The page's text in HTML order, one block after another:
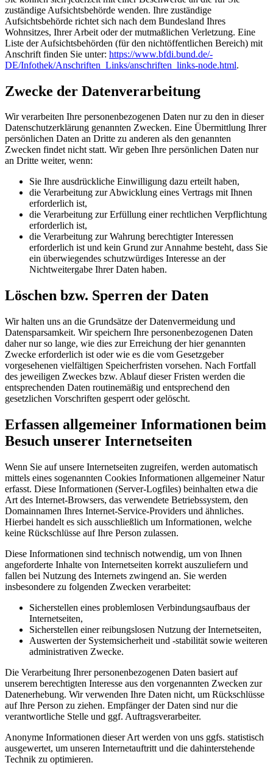
zuständige Aufsichtsbehörde wenden. Ihre zuständige
Aufsichtsbehörde richtet sich nach dem Bundesland Ihres
Wohnsitzes, Ihrer Arbeit oder der mutmaßlichen Verletzung. Eine
Liste der Aufsichtsbehörden (für den nichtöffentlichen Bereich) mit
Anschrift finden Sie unter: https://www.bfdi.bund.de/­
DE/Infothek/Anschriften_Links/­anschriften_links-node.html.
Zwecke der Datenverarbeitung
Wir verarbeiten Ihre personenbezogenen Daten nur zu den in dieser
Datenschutzerklärung genannten Zwecken. Eine Übermittlung Ihrer
persönlichen Daten an Dritte zu anderen als den genannten
Zwecken findet nicht statt. Wir geben Ihre persönlichen Daten nur
an Dritte weiter, wenn:
Sie Ihre ausdrückliche Einwilligung dazu erteilt haben,
die Verarbeitung zur Abwicklung eines Vertrags mit Ihnen
erforderlich ist,
die Verarbeitung zur Erfüllung einer rechtlichen Verpflichtung
erforderlich ist,
die Verarbeitung zur Wahrung berechtigter Interessen
erforderlich ist und kein Grund zur Annahme besteht, dass Sie
ein überwiegendes schutzwürdiges Interesse an der
Nichtweitergabe Ihrer Daten haben.
Löschen bzw. Sperren der Daten
Wir halten uns an die Grundsätze der Datenvermeidung und
Datensparsamkeit. Wir speichern Ihre personenbezogenen Daten
daher nur so lange, wie dies zur Erreichung der hier genannten
Zwecke erforderlich ist oder wie es die vom Gesetzgeber
vorgesehenen vielfältigen Speicherfristen vorsehen. Nach Fortfall
des jeweiligen Zweckes bzw. Ablauf dieser Fristen werden die
entsprechenden Daten routinemäßig und entsprechend den
gesetzlichen Vorschriften gesperrt oder gelöscht.
Erfassen allgemeiner Informationen beim
Besuch unserer Internetseiten
Wenn Sie auf unsere Internetseiten zugreifen, werden automatisch
mittels eines sogenannten Cookies Informationen allgemeiner Natur
erfasst. Diese Informationen (Server-Logfiles) beinhalten etwa die
Art des Internet-Browsers, das verwendete Betriebssystem, den
Domainnamen Ihres Internet-Service-Providers und ähnliches.
Hierbei handelt es sich ausschließlich um Informationen, welche
keine Rückschlüsse auf Ihre Person zulassen.
Diese Informationen sind technisch notwendig, um von Ihnen
angeforderte Inhalte von Internetseiten korrekt auszuliefern und
fallen bei Nutzung des Internets zwingend an. Sie werden
insbesondere zu folgenden Zwecken verarbeitet:
Sicherstellen eines problemlosen Verbindungsaufbaus der
Internetseiten,
Sicherstellen einer reibungslosen Nutzung der Internetseiten,
Auswerten der Systemsicherheit und -stabilität sowie weiteren
administrativen Zwecke.
Die Verarbeitung Ihrer personenbezogenen Daten basiert auf
unserem berechtigten Interesse aus den vorgenannten Zwecken zur
Datenerhebung. Wir verwenden Ihre Daten nicht, um Rückschlüsse
auf Ihre Person zu ziehen. Empfänger der Daten sind nur die
verantwortliche Stelle und ggf. Auftragsverarbeiter.
Anonyme Informationen dieser Art werden von uns ggfs. statistisch
ausgewertet, um unseren Internetauftritt und die dahinterstehende
Technik zu optimieren.